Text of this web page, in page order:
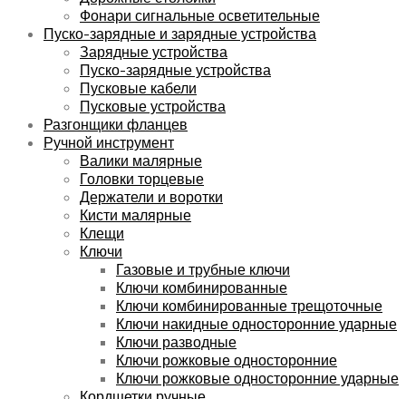
Фонари сигнальные осветительные
Пуско-зарядные и зарядные устройства
Зарядные устройства
Пуско-зарядные устройства
Пусковые кабели
Пусковые устройства
Разгонщики фланцев
Ручной инструмент
Валики малярные
Головки торцевые
Держатели и воротки
Кисти малярные
Клещи
Ключи
Газовые и трубные ключи
Ключи комбинированные
Ключи комбинированные трещоточные
Ключи накидные односторонние ударные
Ключи разводные
Ключи рожковые односторонние
Ключи рожковые односторонние ударные